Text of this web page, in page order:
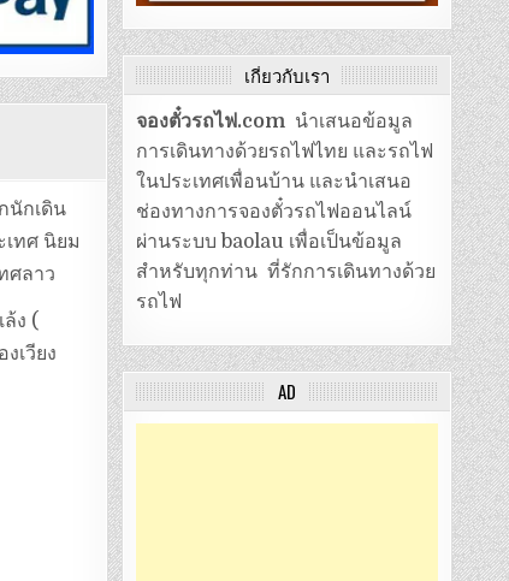
นักเดิน
ทศ นิยม
ศลาว
ง (
เวียง
เกี่ยวกับเรา
จองตั๋วรถไฟ.com นำเสนอข้อมูล
การเดินทางด้วยรถไฟไทย และรถไฟ
ในประเทศเพื่อนบ้าน และนำเสนอ
ช่องทางการจองตั๋วรถไฟออนไลน์
ผ่านระบบ baolau เพื่อเป็นข้อมูล
สำหรับทุกท่าน ที่รักการเดินทางด้วย
รถไฟ
AD